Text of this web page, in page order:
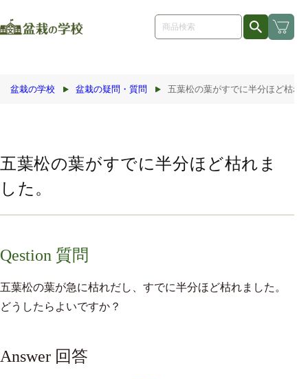
進む
盆栽の学校 盆栽の疑問・質問 五葉松の葉がすでに半分ほど枯れ
五葉松の葉がすでに半分ほど枯れま
した。
Qestion 質問
五葉松の葉が急に枯れだし、すでに半分ほど枯れました。
どうしたらよいですか？
Answer 回答